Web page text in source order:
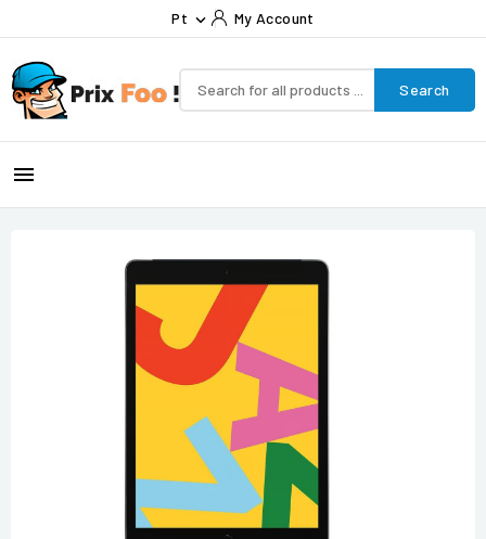
Pt  My Account
Search
